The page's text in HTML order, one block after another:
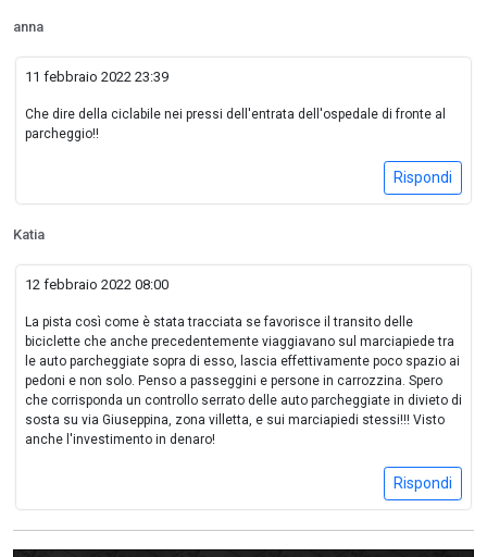
anna
11 febbraio 2022 23:39
Che dire della ciclabile nei pressi dell'entrata dell'ospedale di fronte al
parcheggio!!
Rispondi
Katia
12 febbraio 2022 08:00
La pista così come è stata tracciata se favorisce il transito delle
biciclette che anche precedentemente viaggiavano sul marciapiede tra
le auto parcheggiate sopra di esso, lascia effettivamente poco spazio ai
pedoni e non solo. Penso a passeggini e persone in carrozzina. Spero
che corrisponda un controllo serrato delle auto parcheggiate in divieto di
sosta su via Giuseppina, zona villetta, e sui marciapiedi stessi!!! Visto
anche l'investimento in denaro!
Rispondi